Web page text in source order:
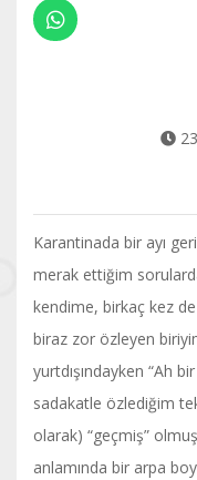
Karantinada bir ayı
merak ettiğim
kendime, birkaç kez
biraz zor özleyen
yurtdışındayken “Ah
sadakatle özlediğim
olarak) “geçmiş”
anlamında bir arpa